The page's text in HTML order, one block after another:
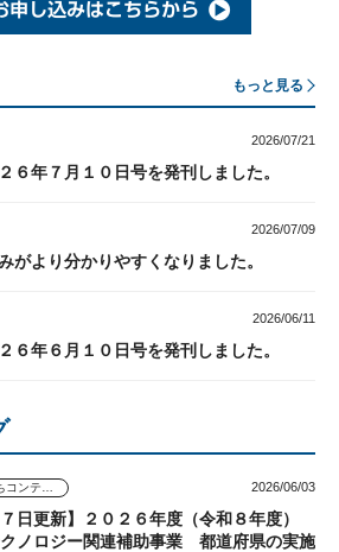
もっと見る
2026/07/21
６年７月１０日号を発刊しました。
2026/07/09
がより分かりやすくなりました。
2026/06/11
６年６月１０日号を発刊しました。
2026/06/03
７日更新】２０２６年度（令和８年度）
ノロジー関連補助事業 都道府県の実施